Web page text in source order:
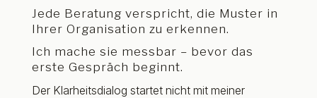
Jede Beratung verspricht, die Muster in
Ihrer Organisation zu erkennen.
Ich mache sie messbar – bevor das
erste Gespräch beginnt.
Der Klarheitsdialog startet nicht mit meiner